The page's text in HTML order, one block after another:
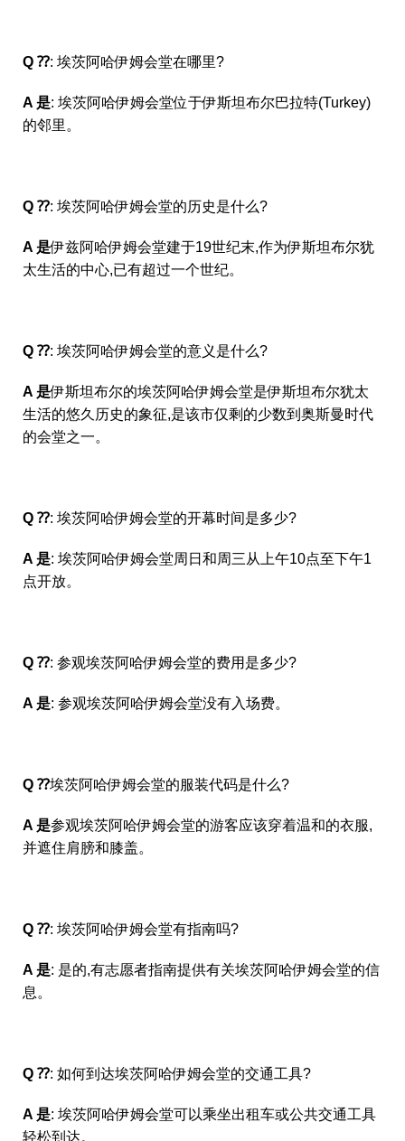
Q ⁇: 埃茨阿哈伊姆会堂在哪里?
A 是: 埃茨阿哈伊姆会堂位于伊斯坦布尔巴拉特(Turkey)
的邻里。
Q ⁇: 埃茨阿哈伊姆会堂的历史是什么?
A 是伊兹阿哈伊姆会堂建于19世纪末,作为伊斯坦布尔犹
太生活的中心,已有超过一个世纪。
Q ⁇: 埃茨阿哈伊姆会堂的意义是什么?
A 是伊斯坦布尔的埃茨阿哈伊姆会堂是伊斯坦布尔犹太
生活的悠久历史的象征,是该市仅剩的少数到奥斯曼时代
的会堂之一。
Q ⁇: 埃茨阿哈伊姆会堂的开幕时间是多少?
A 是: 埃茨阿哈伊姆会堂周日和周三从上午10点至下午1
点开放。
Q ⁇: 参观埃茨阿哈伊姆会堂的费用是多少?
A 是: 参观埃茨阿哈伊姆会堂没有入场费。
Q ⁇埃茨阿哈伊姆会堂的服装代码是什么?
A 是参观埃茨阿哈伊姆会堂的游客应该穿着温和的衣服,
并遮住肩膀和膝盖。
Q ⁇: 埃茨阿哈伊姆会堂有指南吗?
A 是: 是的,有志愿者指南提供有关埃茨阿哈伊姆会堂的信
息。
Q ⁇: 如何到达埃茨阿哈伊姆会堂的交通工具?
A 是: 埃茨阿哈伊姆会堂可以乘坐出租车或公共交通工具
轻松到达。